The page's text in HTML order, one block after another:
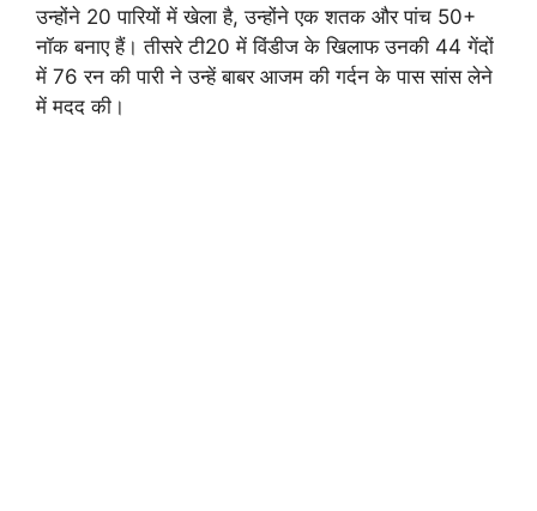
उन्होंने 20 पारियों में खेला है, उन्होंने एक शतक और पांच 50+
नॉक बनाए हैं। तीसरे टी20 में विंडीज के खिलाफ उनकी 44 गेंदों
में 76 रन की पारी ने उन्हें बाबर आजम की गर्दन के पास सांस लेने
में मदद की।